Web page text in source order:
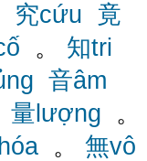
究cứu
竟
。 知tri
音âm
量lượng 。
。 無vô